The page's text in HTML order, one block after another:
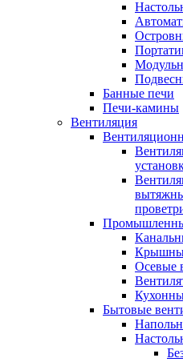
Банные печи
Печи-камины
Вентиляция
Осевые
Бытовые